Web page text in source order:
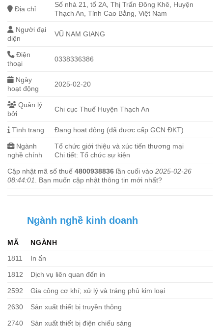
Địa chỉ
Số nhà 21, tổ 2A, Thị Trấn Đông Khê, Huyện
Thạch An, Tỉnh Cao Bằng, Việt Nam
Người đại
diện
VŨ NAM GIANG
Điện
thoại
0338336386
Ngày
hoạt động
2025-02-20
Quản lý
bởi
Chi cục Thuế Huyện Thạch An
Tình trạng Đang hoạt động (đã được cấp GCN ĐKT)
Ngành
nghề chính
Tổ chức giới thiệu và xúc tiến thương mại
Chi tiết: Tổ chức sự kiện
Cập nhật mã số thuế 4800938836 lần cuối vào 2025-02-26
08:44:01
. Bạn muốn cập nhật thông tin mới nhất?
Ngành nghề kinh doanh
MÃ
NGÀNH
1811
In ấn
1812 Dịch vụ liên quan đến in
2592 Gia công cơ khí; xử lý và tráng phủ kim loại
2630 Sản xuất thiết bị truyền thông
2740 Sản xuất thiết bị điện chiếu sáng